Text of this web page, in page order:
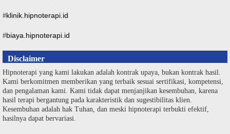
#klinik.hipnoterapi.id
#biaya.hipnoterapi.id
Disclaimer
Hipnoterapi yang kami lakukan adalah kontrak upaya, bukan kontrak hasil.
Kami berkomitmen memberikan yang terbaik sesuai sertifikasi, kompetensi,
dan pengalaman kami. Kami tidak dapat menjanjikan kesembuhan, karena
hasil terapi bergantung pada karakteristik dan sugestibilitas klien.
Kesembuhan adalah hak Tuhan, dan meski hipnoterapi terbukti efektif,
hasilnya dapat bervariasi.